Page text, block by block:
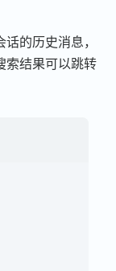
的历史消息，
索结果可以跳转